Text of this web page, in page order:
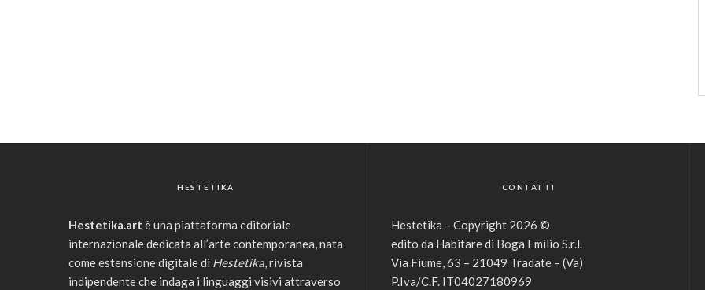
HESTETIKA
Hestetika.art è una piattaforma editoriale
internazionale dedicata all’arte contemporanea, nata
come estensione digitale di Hestetika, rivista
indipendente che indaga i linguaggi visivi attraverso
CONTATTI
Hestetika – Copyright 2026 ©
edito da Habitare di Boga Emilio S.r.l.
Via Fiume, 63 – 21049 Tradate – (Va)
P.Iva/C.F. IT04027180969